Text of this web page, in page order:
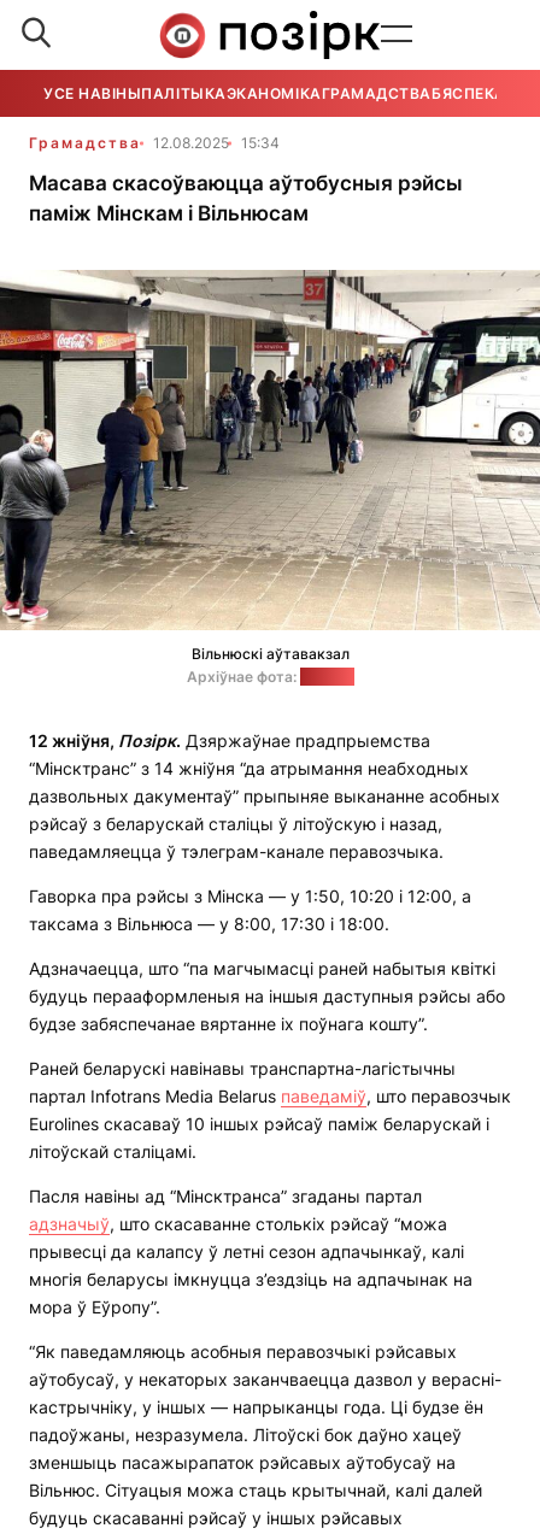
УСЕ НАВІНЫПАЛІТЫКАЭКАНОМІКАГРАМАДСТВАБЯСПЕКА
Грамадства 12.08.2025 15:34
Масава скасоўваюцца аўтобусныя рэйсы
паміж Мінскам і Вільнюсам
Вільнюскі аўтавакзал
Архіўнае фота:
12 жніўня, Позірк. Дзяржаўнае прадпрыемства
“Мінсктранс” з 14 жніўня “да атрымання неабходных
дазвольных дакументаў” прыпыняе выкананне асобных
рэйсаў з беларускай сталіцы ў літоўскую і назад,
паведамляецца ў тэлеграм-канале перавозчыка.
Гаворка пра рэйсы з Мінска — у 1:50, 10:20 і 12:00, а
таксама з Вільнюса — у 8:00, 17:30 і 18:00.
Адзначаецца, што “па магчымасці раней набытыя квіткі
будуць перааформленыя на іншыя даступныя рэйсы або
будзе забяспечанае вяртанне іх поўнага кошту”.
Раней беларускі навінавы транспартна-лагістычны
партал Infotrans Media Belarus паведаміў, што перавозчык
Eurolines скасаваў 10 іншых рэйсаў паміж беларускай і
літоўскай сталіцамі.
Пасля навіны ад “Мінсктранса” згаданы партал
адзначыў, што скасаванне столькіх рэйсаў “можа
прывесці да калапсу ў летні сезон адпачынкаў, калі
многія беларусы імкнуцца з’ездзіць на адпачынак на
мора ў Еўропу”.
“Як паведамляюць асобныя перавозчыкі рэйсавых
аўтобусаў, у некаторых заканчваецца дазвол у верасні-
кастрычніку, у іншых — напрыканцы года. Ці будзе ён
падоўжаны, незразумела. Літоўскі бок даўно хацеў
зменшыць пасажырапаток рэйсавых аўтобусаў на
Вільнюс. Сітуацыя можа стаць крытычнай, калі далей
будуць скасаванні рэйсаў у іншых рэйсавых